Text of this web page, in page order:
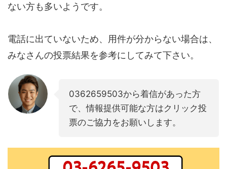
ない方も多いようです。
電話に出ていないため、用件が分からない場合は、
みなさんの投票結果を参考にしてみて下さい。
0362659503から着信があった方
で、情報提供可能な方はクリック投
票のご協力をお願いします。